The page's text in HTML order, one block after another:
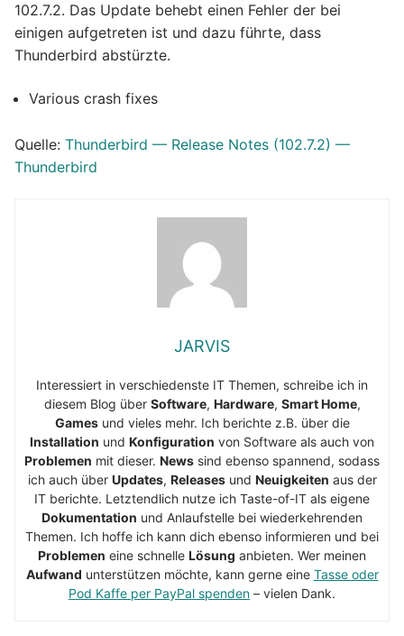
102.7.2. Das Update behebt einen Fehler der bei
einigen aufgetreten ist und dazu führte, dass
Thunderbird abstürzte.
Various crash fixes
Quelle: Thunderbird — Release Notes (102.7.2) —
Thunderbird
JARVIS
Interessiert in verschiedenste IT Themen, schreibe ich in
diesem Blog über Software, Hardware, Smart Home,
Gamesund vieles mehr. Ich berichte z.B. über die
Installation und Konfiguration von Software als auch von
Problemen mit dieser. News sind ebenso spannend, sodass
ich auch über Updates, Releasesund Neuigkeiten aus der
IT berichte. Letztendlich nutze ich Taste-of-IT als eigene
Dokumentation und Anlaufstelle bei wiederkehrenden
Themen. Ich hoffe ich kann dich ebenso informieren und bei
Problemen eine schnelle Lösung anbieten. Wer meinen
Aufwand unterstützen möchte, kann gerne eine Tasse oder
Pod Kaffe per PayPal spenden – vielen Dank.